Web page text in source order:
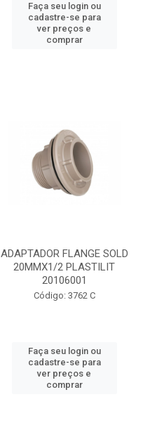
Faça seu login ou
cadastre-se para
ver preços e
comprar
ADAPTADOR FLANGE SOLD
20MMX1/2 PLASTILIT
20106001
Código: 3762 C
Faça seu login ou
cadastre-se para
ver preços e
comprar